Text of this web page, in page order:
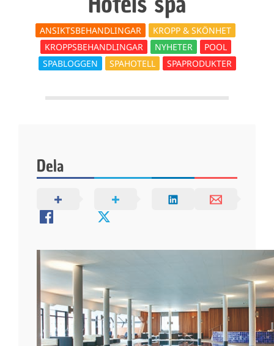
ANSIKTSBEHANDLINGAR
KROPP & SKÖNHET
KROPPSBEHANDLINGAR
NYHETER
POOL
SPABLOGGEN
SPAHOTELL SPAPRODUKTER
Dela